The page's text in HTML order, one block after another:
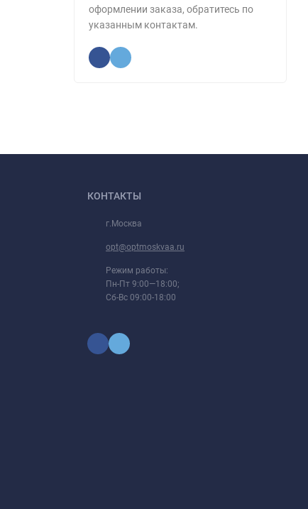
оформлении заказа, обратитесь по
указанным контактам.
КОНТАКТЫ
г.Москва
opt@optmoskvaa.ru
Режим работы:
Пн-Пт 9:00—18:00;
Сб-Вс 09:00-18:00